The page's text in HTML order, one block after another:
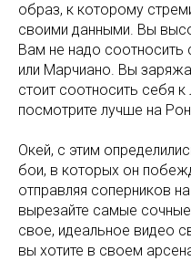
образ, к которому
своими данными. Вы
Вам не надо соотносить
или Марчиано. Вы
стоит соотносить себя
посмотрите лучше на
Окей, с этим
бои, в которых он
отправляя соперников
вырезайте самые
свое, идеальное видео
вы хотите в своем